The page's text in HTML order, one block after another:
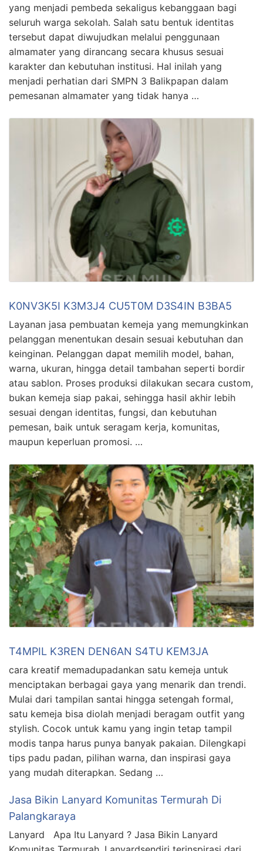
yang menjadi pembeda sekaligus kebanggaan bagi
seluruh warga sekolah. Salah satu bentuk identitas
tersebut dapat diwujudkan melalui penggunaan
almamater yang dirancang secara khusus sesuai
karakter dan kebutuhan institusi. Hal inilah yang
menjadi perhatian dari SMPN 3 Balikpapan dalam
pemesanan almamater yang tidak hanya …
K0NV3K5I K3M3J4 CU5T0M D3S4IN B3BA5
Layanan jasa pembuatan kemeja yang memungkinkan
pelanggan menentukan desain sesuai kebutuhan dan
keinginan. Pelanggan dapat memilih model, bahan,
warna, ukuran, hingga detail tambahan seperti bordir
atau sablon. Proses produksi dilakukan secara custom,
bukan kemeja siap pakai, sehingga hasil akhir lebih
sesuai dengan identitas, fungsi, dan kebutuhan
pemesan, baik untuk seragam kerja, komunitas,
maupun keperluan promosi. …
T4MPIL K3REN DEN6AN S4TU KEM3JA
cara kreatif memadupadankan satu kemeja untuk
menciptakan berbagai gaya yang menarik dan trendi.
Mulai dari tampilan santai hingga setengah formal,
satu kemeja bisa diolah menjadi beragam outfit yang
stylish. Cocok untuk kamu yang ingin tetap tampil
modis tanpa harus punya banyak pakaian. Dilengkapi
tips padu padan, pilihan warna, dan inspirasi gaya
yang mudah diterapkan. Sedang …
Jasa Bikin Lanyard Komunitas Termurah Di
Palangkaraya
Lanyard Apa Itu Lanyard ? Jasa Bikin Lanyard